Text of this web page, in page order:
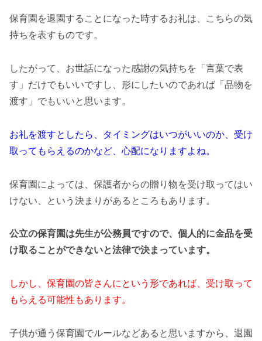
保育園を退園することになった時するお礼は、こちらの気
持ちを表すものです。
したがって、お世話になった感謝の気持ちを「言葉で表
す」だけでもいいですし、形にしたいのであれば「品物を
渡す」でもいいと思います。
お礼を渡すとしたら、タイミングはいつがいいのか、受け
取ってもらえるのかなど、心配になりますよね。
保育園によっては、保護者からの贈り物を受け取ってはい
けない、という決まりがあるところもあります。
公立の保育園は先生が公務員ですので、個人的に金品を受
け取ることができないと法律で決まっています。
しかし、保育園の皆さんにという形であれば、受け取って
もらえる可能性もあります。
子供が通う保育園でルールなどあると思いますから、退園